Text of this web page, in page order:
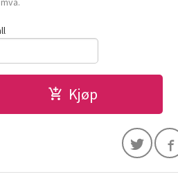
Kjøp